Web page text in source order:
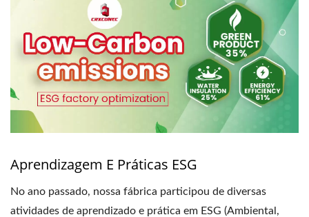
Aprendizagem E Práticas ESG
No ano passado, nossa fábrica participou de diversas
atividades de aprendizado e prática em ESG (Ambiental,